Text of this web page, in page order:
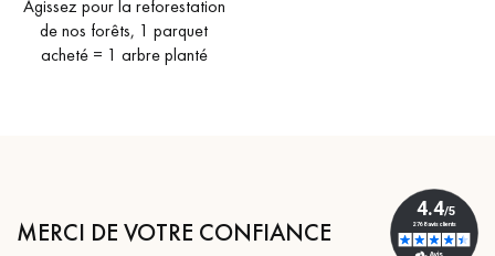
Agissez pour la reforestation
de nos forêts, 1 parquet
acheté = 1 arbre planté
MERCI DE VOTRE CONFIANCE